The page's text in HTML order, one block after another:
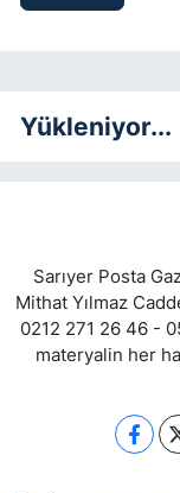
Yükleniyor...
Sarıyer Posta
Mithat Yılmaz
0212 271 26 46 -
materyalin her